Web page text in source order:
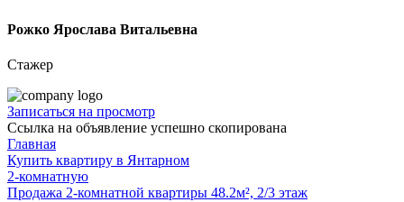
Рожко Ярослава Витальевна
Стажер
Записаться на просмотр
Ссылка на объявление успешно скопирована
Главная
Купить квартиру в Янтарном
2-комнатную
Продажа 2-комнатной квартиры 48.2м², 2/3 этаж